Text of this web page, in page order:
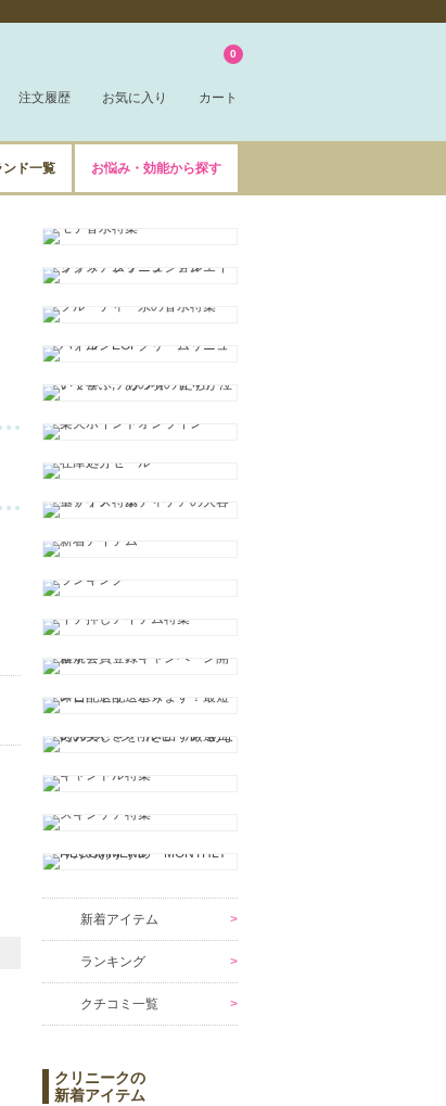
注文履歴 お気に入り カート
0
ド一覧 お悩み・効能から探す
新着アイテム
ランキング
クチコミ一覧
クリニークの
新着アイテム